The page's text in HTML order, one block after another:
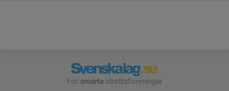
För smarta idrottsföreningar